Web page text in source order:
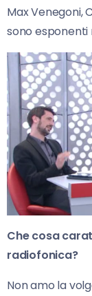
Max Venegoni,
sono esponenti
Che cosa
radiofonica?
Non amo la